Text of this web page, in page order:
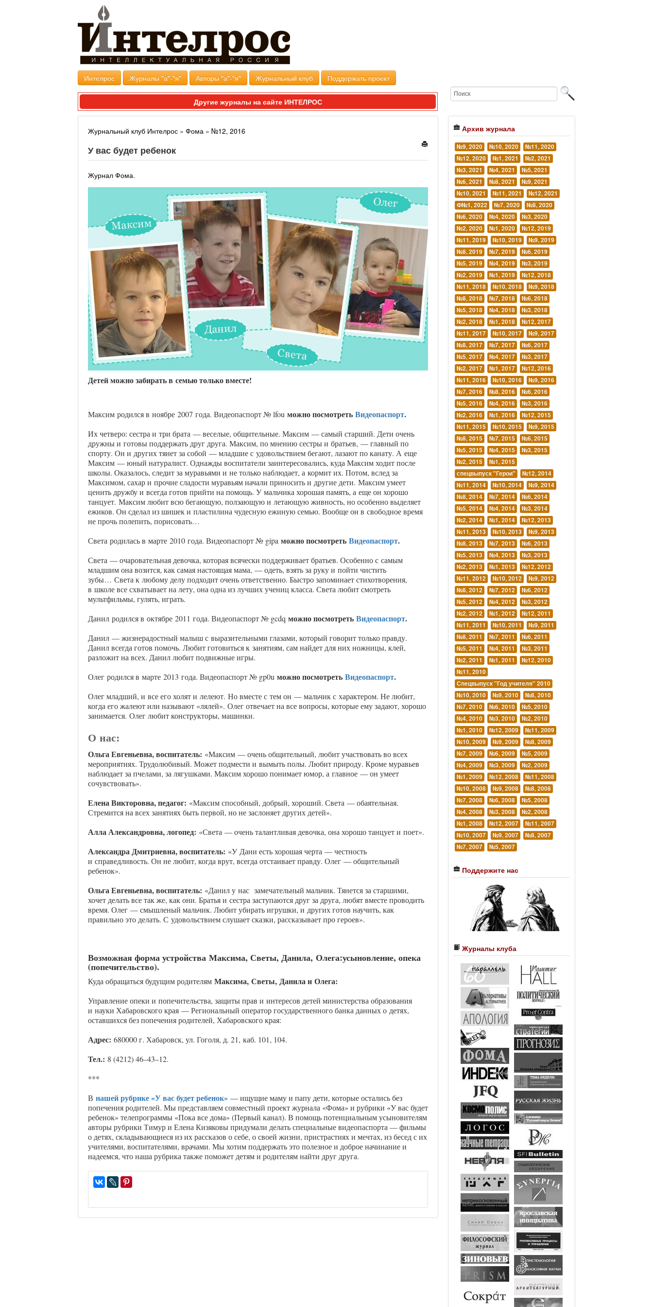
Интелрос Журналы "а"-"я" Авторы "а"-"я" Журнальный клуб Поддержать проект
Другие журналы на сайте ИНТЕЛРОС
Журнальный клуб Интелрос » Фома » №12, 2016
У вас будет ребенок
Журнал Фома.
Детей можно забирать в семью только вместе!
Максим родился в ноябре 2007 года. Видеопаспорт № lfou можно посмотреть Видеопаспорт.
Их четверо: сестра и три брата — веселые, общительные. Максим — самый старший. Дети очень
дружны и готовы поддержать друг друга. Максим, по мнению сестры и братьев, — главный по
спорту. Он и других тянет за собой — младшие с удовольствием бегают, лазают по канату. А еще
Максим — юный натуралист. Однажды воспитатели заинтересовались, куда Максим ходит после
школы. Оказалось, следит за муравьями и не только наблюдает, а кормит их. Потом, вслед за
Максимом, сахар и прочие сладости муравьям начали приносить и другие дети. Максим умеет
ценить дружбу и всегда готов прийти на помощь. У мальчика хорошая память, а еще он хорошо
танцует. Максим любит всю бегающую, ползающую и летающую живность, но особенно выделяет
ежиков. Он сделал из шишек и пластилина чудесную ежиную семью. Вообще он в свободное время
не прочь полепить, порисовать…
Света родилась в марте 2010 года. Видеопаспорт № gipa можно посмотреть Видеопаспорт.
Света — очаровательная девочка, которая всячески поддерживает братьев. Особенно с самым
младшим она возится, как самая настоящая мама, — одеть, взять за руку и пойти чистить
зубы… Света к любому делу подходит очень ответственно. Быстро запоминает стихотворения,
в школе все схватывает на лету, она одна из лучших учениц класса. Света любит смотреть
мультфильмы, гулять, играть.
Данил родился в октябре 2011 года. Видеопаспорт № gcdq можно посмотреть Видеопаспорт.
Данил — жизнерадостный малыш с выразительными глазами, который говорит только правду.
Данил всегда готов помочь. Любит готовиться к занятиям, сам найдет для них ножницы, клей,
разложит на всех. Данил любит подвижные игры.
Олег родился в марте 2013 года. Видеопаспорт № gp0u можно посмотреть Видеопаспорт.
Олег младший, и все его холят и лелеют. Но вместе с тем он — мальчик с характером. Не любит,
когда его жалеют или называют «лялей». Олег отвечает на все вопросы, которые ему задают, хорошо
занимается. Олег любит конструкторы, машинки.
О нас:
Ольга Евгеньевна, воспитатель: «Максим — очень общительный, любит участвовать во всех
мероприятиях. Трудолюбивый. Может подмести и вымыть полы. Любит природу. Кроме муравьев
наблюдает за пчелами, за лягушками. Максим хорошо понимает юмор, а главное — он умеет
сочувствовать».
Елена Викторовна, педагог: «Максим способный, добрый, хороший. Света — обаятельная.
Стремится на всех занятиях быть первой, но не заслоняет других детей».
Алла Александровна, логопед: «Света — очень талант­ливая девочка, она хорошо танцует и поет».
Александра Дмитриевна, воспитатель: «У Дани есть хорошая черта — честность
и справедливость. Он не любит, когда врут, всегда отстаивает правду. Олег — общительный
ребенок».
Ольга Евгеньевна, воспитатель: «Данил у нас замечательный мальчик. Тянется за старшими,
хочет делать все так же, как они. Братья и сестра заступаются друг за друга, любят вместе проводить
время. Олег — смышленый мальчик. Любит убирать игрушки, и других готов научить, как
правильно это делать. С удовольствием слушает сказки, рассказывает про героев».
Возможная форма устройства Максима, Светы, Данила, Олега:усыновление, опека
(попечительство).
Куда обращаться будущим родителям Максима, Светы, Данила и Олега:
Управление опеки и попечительства, защиты прав и интересов детей министерства образования
и науки Хабаровского края — Региональный оператор государственного банка данных о детях,
оставшихся без попечения родителей, Хабаровского края:
Адрес: 680000 г. Хабаровск, ул. Гоголя, д. 21, каб. 101, 104.
Тел.: 8 (4212) 46–43–12.
***
В нашей рубрике «У вас будет ребенок» — ищущие маму и папу дети, которые остались без
попечения родителей. Мы представляем совместный проект журнала «Фома» и рубрики «У вас будет
ребенок» телепрограммы «Пока все дома» (Первый канал). В помощь потенциальным усыновителям
авторы рубрики Тимур и Елена Кизяковы придумали делать специальные видеопаспорта — фильмы
о детях, складывающиеся из их рассказов о себе, о своей жизни, пристрастиях и мечтах, из бесед с их
учителями, воспитателями, врачами. Мы хотим поддержать это полезное и доброе начинание и
надеемся, что наша рубрика также поможет детям и родителям найти друг друга.
Архив журнала
№9, 2020 №10, 2020
№11, 2020
№12, 2020
№1, 2021
№2, 2021
№3, 2021
№4, 2021
№5, 2021
№6, 2021
№8, 2021
№9, 2021
№10, 2021
№11, 2021
№12, 2021
Ф№1, 2022
№7, 2020
№8, 2020
№6, 2020
№4, 2020
№3, 2020
№2, 2020
№1, 2020
№12, 2019
№11, 2019
№10, 2019
№9, 2019
№8, 2019
№7, 2019
№6, 2019
№5, 2019
№4, 2019
№3, 2019
№2, 2019
№1, 2019
№12, 2018
№11, 2018
№10, 2018
№9, 2018
№8, 2018
№7, 2018
№6, 2018
№5, 2018
№4, 2018
№3, 2018
№2, 2018
№1, 2018
№12, 2017
№11, 2017
№10, 2017
№9, 2017
№8, 2017
№7, 2017
№6, 2017
№5, 2017
№4, 2017
№3, 2017
№2, 2017
№1, 2017
№12, 2016
№11, 2016
№10, 2016
№9, 2016
№7, 2016
№8, 2016
№6, 2016
№5, 2016
№4, 2016
№3, 2016
№2, 2016
№1, 2016
№12, 2015
№11, 2015
№10, 2015
№9, 2015
№8, 2015
№7, 2015
№6, 2015
№5, 2015
№4, 2015
№3, 2015
№2, 2015
№1, 2015
спецвыпуск "Герои"
№12, 2014
№11, 2014
№10, 2014
№9, 2014
№8, 2014
№7, 2014
№6, 2014
№5, 2014
№4, 2014
№3, 2014
№2, 2014
№1, 2014
№12, 2013
№11, 2013
№10, 2013
№9, 2013
№8, 2013
№7, 2013
№6, 2013
№5, 2013
№4, 2013
№3, 2013
№2, 2013
№1, 2013
№12, 2012
№11, 2012
№10, 2012
№9, 2012
№8, 2012
№7, 2012
№6, 2012
№5, 2012
№4, 2012
№3, 2012
№2, 2012
№1, 2012
№12, 2011
№11, 2011
№10, 2011
№9, 2011
№8, 2011
№7, 2011
№6, 2011
№5, 2011
№4, 2011
№3, 2011
№2, 2011
№1, 2011
№12, 2010
№11, 2010
Спецвыпуск "Год учителя" 2010
№10, 2010
№9, 2010
№8, 2010
№7, 2010
№6, 2010
№5, 2010
№4, 2010
№3, 2010
№2, 2010
№1, 2010
№12, 2009
№11, 2009
№10, 2009
№9, 2009
№8, 2009
№7, 2009
№6, 2009
№5, 2009
№4, 2009
№3, 2009
№2, 2009
№1, 2009
№12, 2008
№11, 2008
№10, 2008
№9, 2008
№8, 2008
№7, 2008
№6, 2008
№5, 2008
№4, 2008
№3, 2008
№2, 2008
№1, 2008
№12, 2007
№11, 2007
№10, 2007
№9, 2007
№8, 2007
№7, 2007
№5, 2007
Поддержите нас
Журналы клуба